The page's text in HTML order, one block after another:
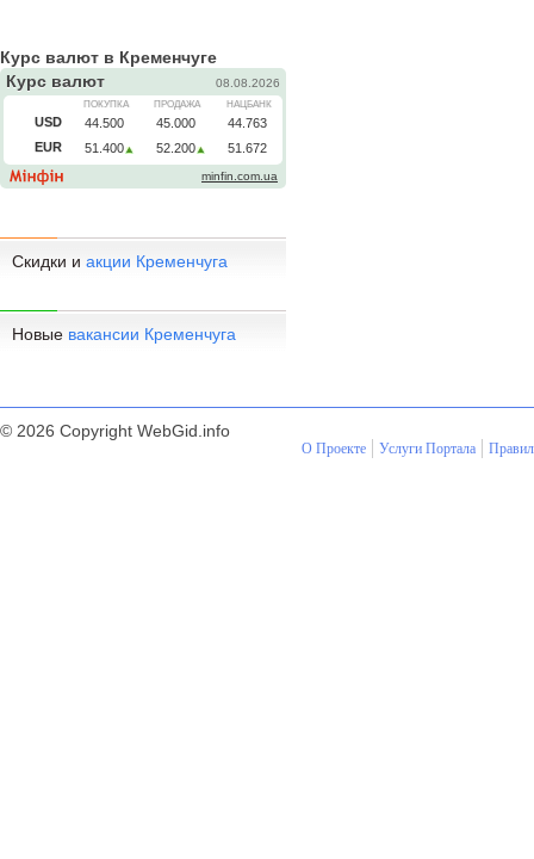
Курс валют в Кременчуге
Скидки и акции Кременчуга
Новые вакансии Кременчуга
© 2026 Copyright WebGid.info
О Проекте Услуги Портала